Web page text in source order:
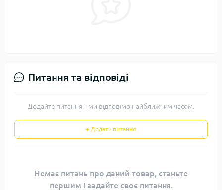
Питання та відповіді
Додайте питання, і ми відповімо найближчим часом.
+ Додати питання
Немає питань про даний товар, станьте
першим і задайте своє питання.